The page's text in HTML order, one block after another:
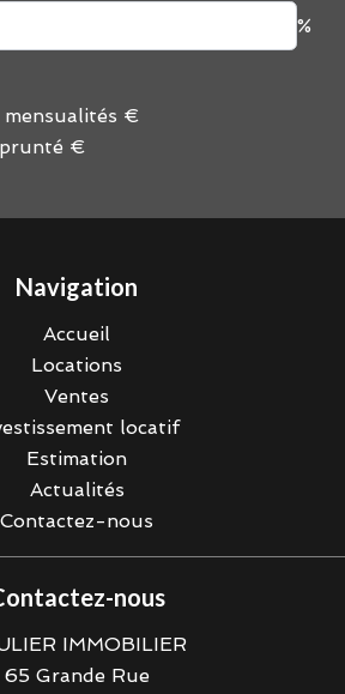
%
€
€
Navigation
Accueil
Locations
Ventes
locatif
Estimation
Actualités
Contactez-nous
nous
IMMOBILIER
65 Grande Rue